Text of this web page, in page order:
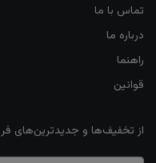
تماس با ما
درباره ما
راهنما
قوانین
از تخفیف‌ها و جدیدترین‌های